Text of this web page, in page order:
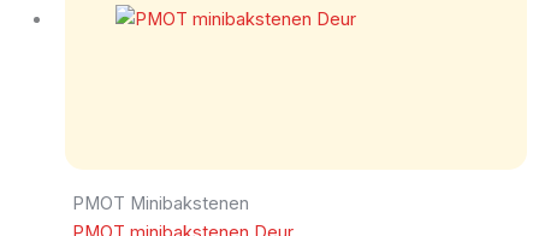
PMOT Minibakstenen